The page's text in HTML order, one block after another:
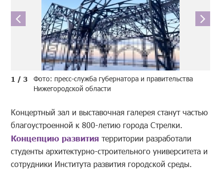
1 / 3
Фото: пресс-служба губернатора и правительства
Нижегородской области
Концертный зал и выставочная галерея станут частью
благоустроенной к 800-летию города Стрелки.
Концепцию развития территории разработали
студенты архитектурно-строительного университета и
сотрудники Института развития городской среды.